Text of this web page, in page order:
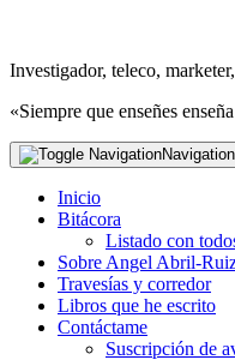
Investigador, teleco,
«Siempre que enseñes
Navigation
Inicio
Bitácora
Listado con
Sobre Angel Abril-
Travesías y corredor
Libros que he escrito
Contáctame
Suscripción de